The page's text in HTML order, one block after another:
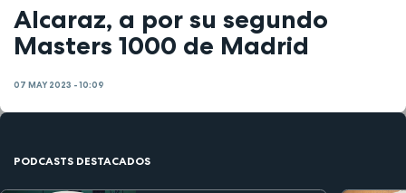
Alcaraz, a por su segundo
Masters 1000 de Madrid
07 MAY 2023 - 10:09
PODCASTS DESTACADOS